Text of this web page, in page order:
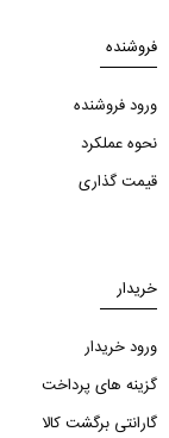
فروشنده
ورود فروشنده
نحوه عملکرد
قیمت گذاری
خریدار
ورود خریدار
گزینه های پرداخت
گارانتی برگشت کالا